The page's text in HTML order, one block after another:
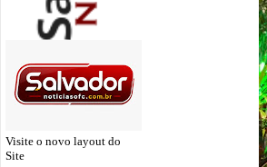
Visite o novo layout do
Site